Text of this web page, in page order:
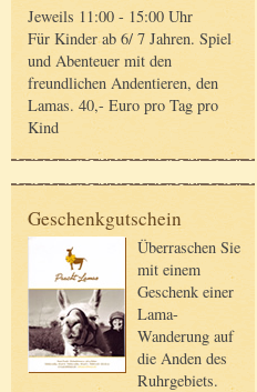
Jeweils 11:00 - 15:00 Uhr
Für Kinder ab 6/ 7 Jahren. Spiel
und Abenteuer mit den
freundlichen Andentieren, den
Lamas. 40,- Euro pro Tag pro
Kind
Geschenkgutschein
Überraschen Sie
mit einem
Geschenk einer
Lama-
Wanderung auf
die Anden des
Ruhrgebiets.